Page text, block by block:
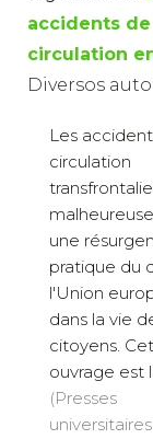
accidents de
circulation
Diversos
Les
circulation
une
pratique du
l'Union
dans la vie
citoyens. Cet
ouvrage est
(Presses